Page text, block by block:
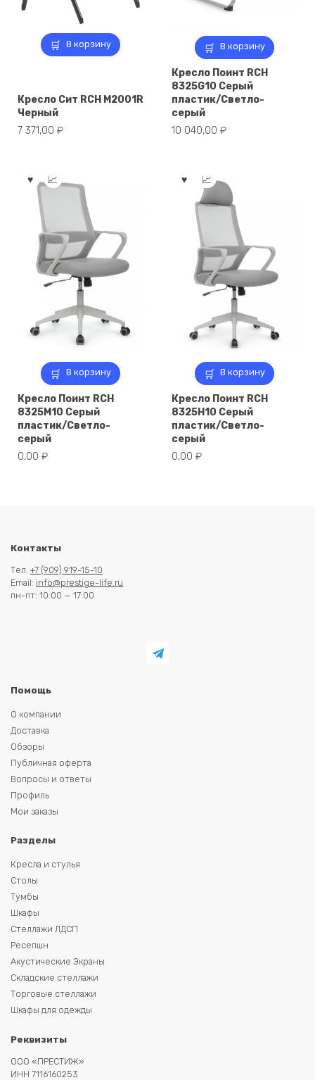
В корзину
Кресло Сит RCH M2001R
Черный
7 371,00 ₽
В корзину
Кресло Поинт RCH
8325G10 Серый
пластик/Светло-
серый
10 040,00 ₽
В корзину
Кресло Поинт RCH
8325M10 Серый
пластик/Светло-
серый
0,00 ₽
В корзину
Кресло Поинт RCH
8325H10 Серый
пластик/Светло-
серый
0,00 ₽
Контакты
Тел: +7 (909) 919-15-10
Email: info@prestige-life.ru
пн-пт: 10:00 — 17:00
Помощь
О компании
Доставка
Обзоры
Публичная оферта
Вопросы и ответы
Профиль
Мои заказы
Разделы
Кресла и стулья
Столы
Тумбы
Шкафы
Стеллажи ЛДСП
Ресепшн
Акустические Экраны
Складские стеллажи
Торговые стеллажи
Шкафы для одежды
Реквизиты
ООО «ПРЕСТИЖ»
ИНН 7116160253